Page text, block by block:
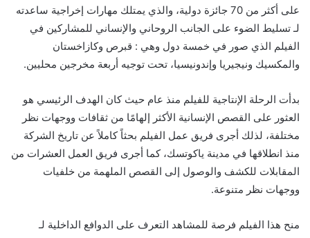
على أكثر من 70 جائزة دولية، والذي يمتلك مهارات إخراجية ساعدته
لـ تسليط الضوء على الجانب الروحاني والإنساني للمشاركين في
الفيلم الذي صور في خمسة دول وهي : قبرص وكازاخستان
والمكسيك ونيجيريا وإندونيسيا، تحت توجيه أربعة مخرجين محليين.
بدأت الرحلة الإنتاجية للفيلم منذ عام حيث كان الهدف الرئيسي هو
العثور على القصص الإنسانية الأكثر إلهامًا من ثقافات ووجهات نظر
مختلفة، لذلك أجرى فريق عمل الفيلم بحثاً كاملاً عن تاريخ الشركة
منذ انطلاقها في مدينة ياكوتسك، كما أجرى فريق العمل العشرات من
المقابلات للكشف والوصول إلى القصص الملهمة من خلفيات
ووجهات نظر متنوعة.
منح هذا الفيلم فرصة للمشاهد التعرف على الدوافع الداخلية لـ